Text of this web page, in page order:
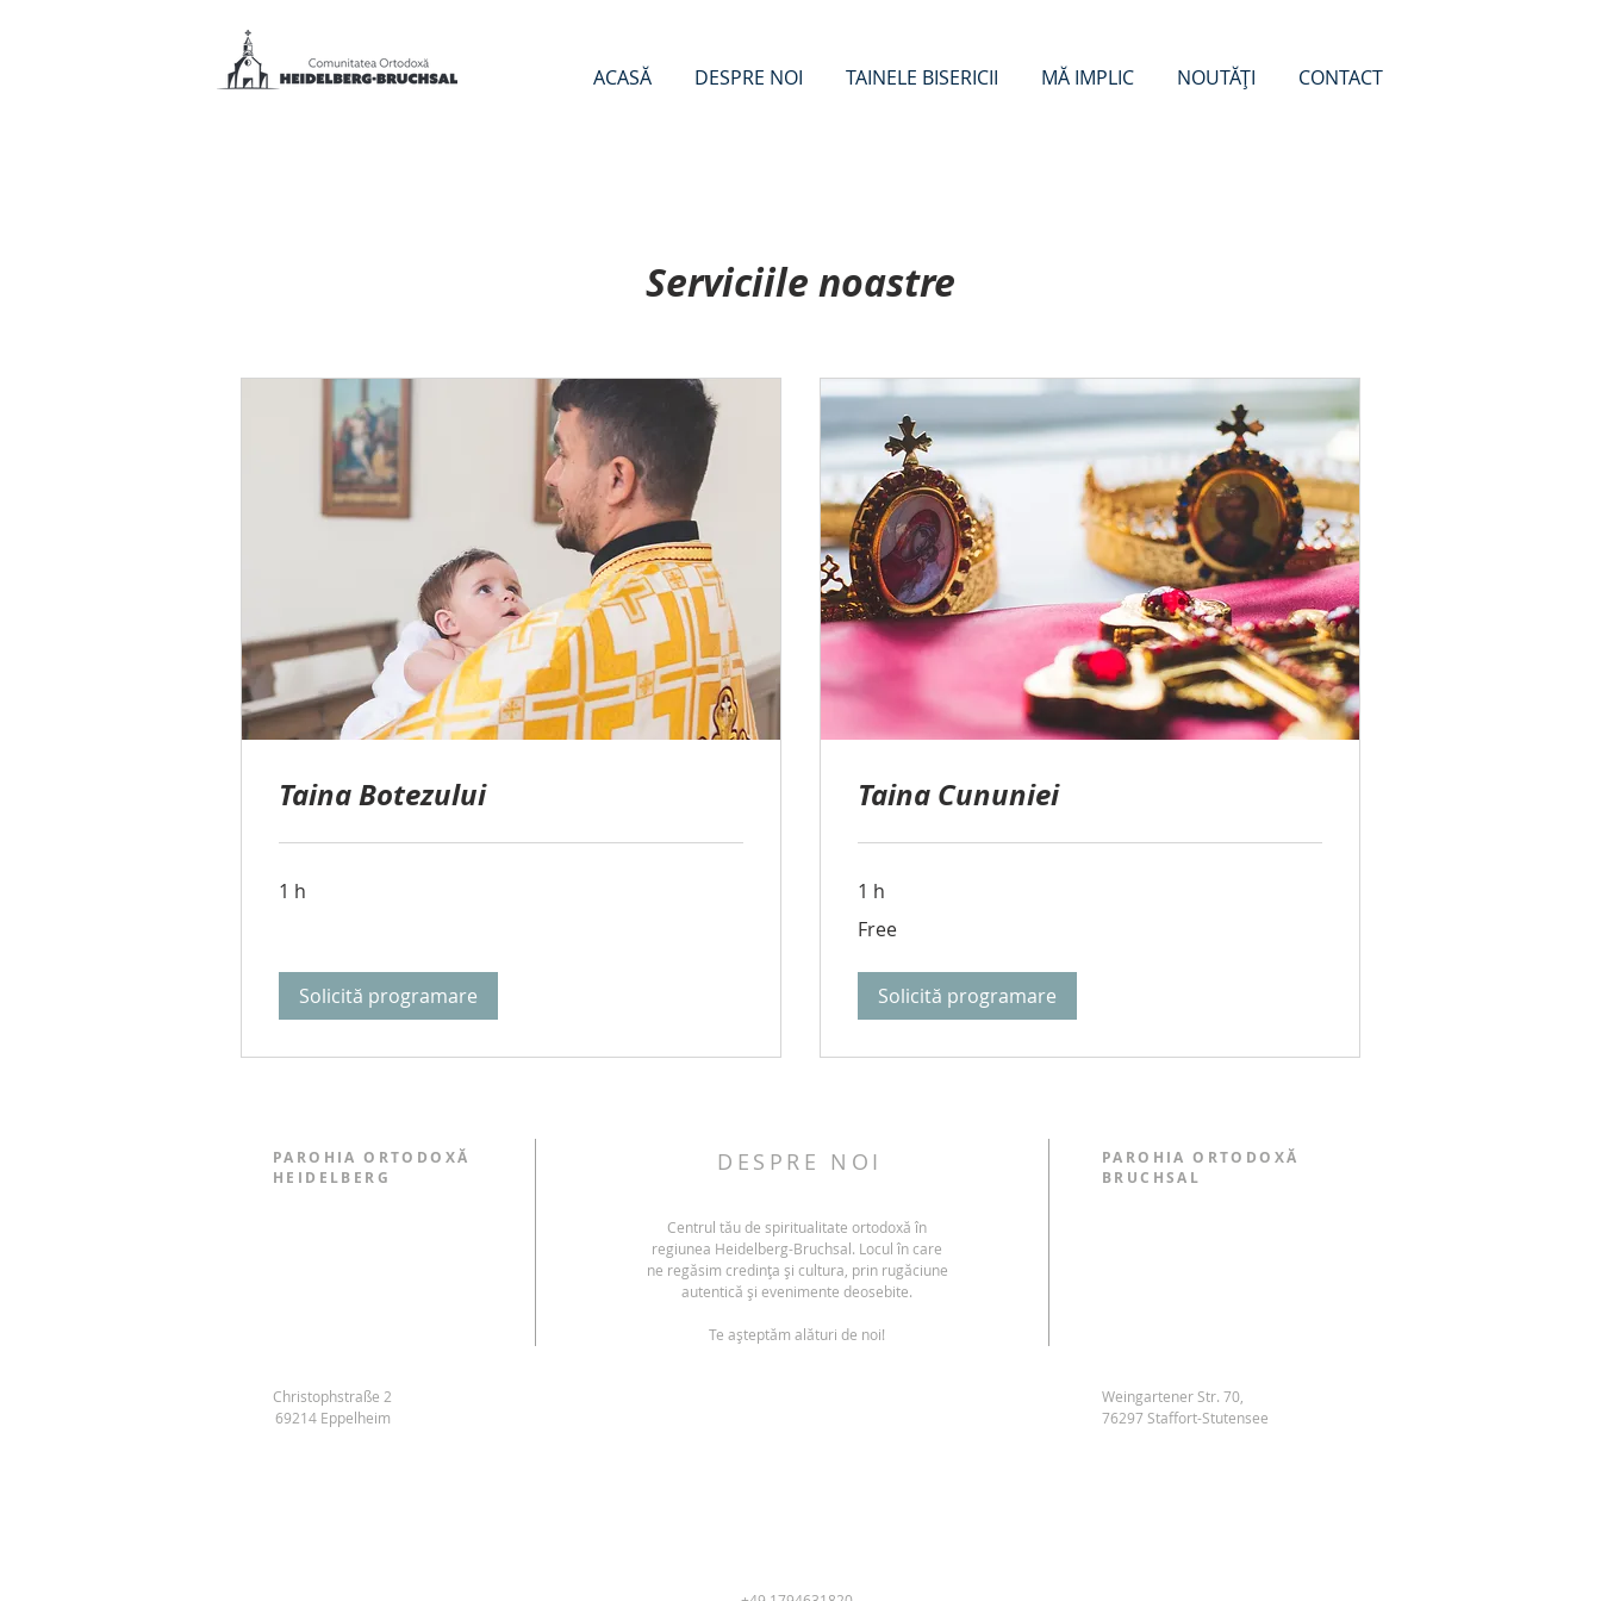
ACASĂ DESPRE NOI TAINELE BISERICII MĂ IMPLIC NOUTĂȚI CONTACT
Serviciile noastre
Taina Botezului
1 h
Solicită programare
Taina Cununiei
1 h
Free
Solicită programare
PAROHIA ORTODOXĂ
HEIDELBERG
DESPRE NOI
Centrul tău de spiritualitate ortodoxă în
regiunea Heidelberg-Bruchsal. Locul în care
ne regăsim credința și cultura, prin rugăciune
autentică și evenimente deosebite.
Te așteptăm alături de noi!
PAROHIA ORTODOXĂ
BRUCHSAL
Christophstraße 2
69214 Eppelheim
Weingartener Str. 70,
76297 Staffort-Stutensee